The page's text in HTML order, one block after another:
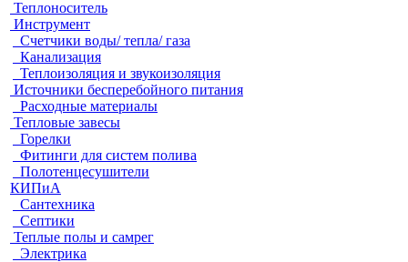
Теплоноситель
Инструмент
Счетчики воды/ тепла/ газа
Канализация
Теплоизоляция и звукоизоляция
Источники бесперебойного питания
Расходные материалы
Тепловые завесы
Горелки
Фитинги для систем полива
Полотенцесушители
КИПиА
Сантехника
Септики
Теплые полы и самрег
Электрика